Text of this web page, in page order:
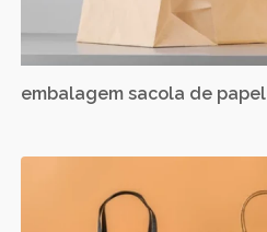
embalagem sacola de papel